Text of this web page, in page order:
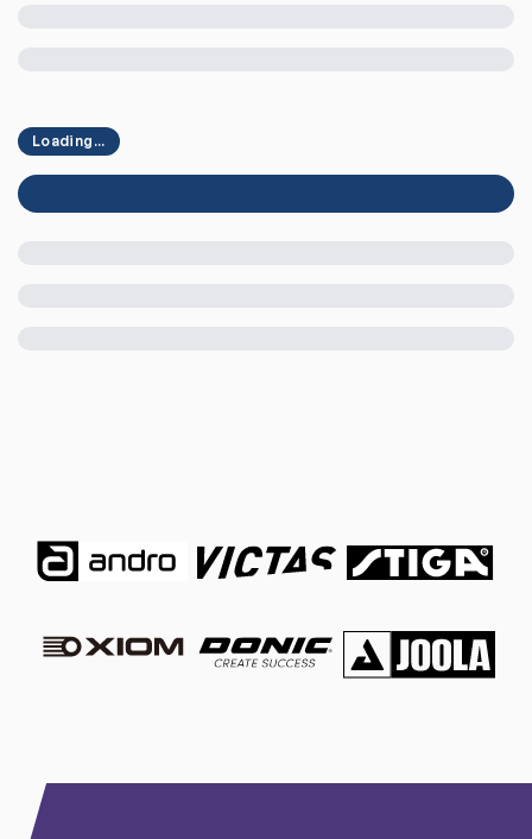
Loading...